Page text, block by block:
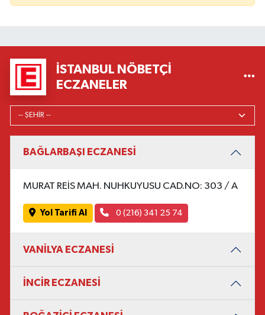
İSTANBUL NÖBETÇI
ECZANELER
BAĞLARBAŞI ECZANESİ
MURAT REİS MAH. NUHKUYUSU CAD.NO: 303 / A
Yol Tarifi Al 0 (216) 341 25 74
VANİLYA ECZANESİ
İNCİR ECZANESİ